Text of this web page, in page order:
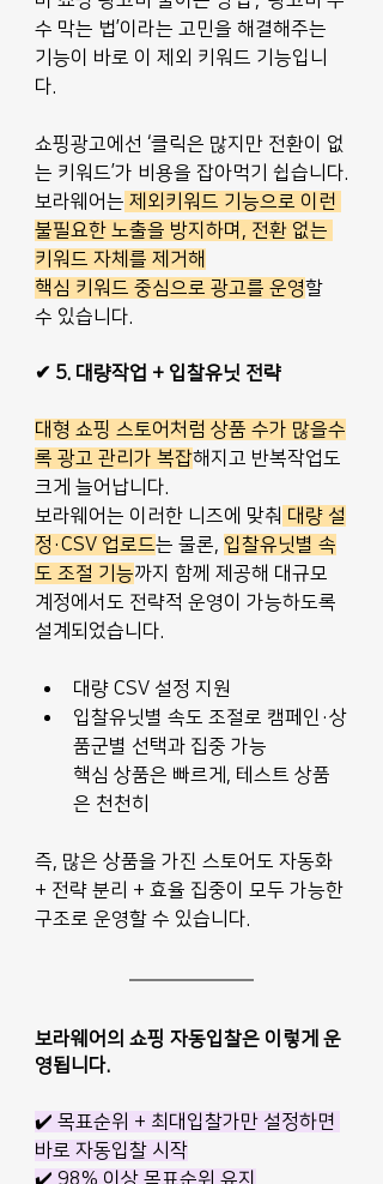
수 막는 법’이라는 고민을 해결해주는
기능이 바로 이 제외 키워드 기능입니
다.
쇼핑광고에선 ‘클릭은 많지만 전환이 없
는 키워드’가 비용을 잡아먹기 쉽습니다.
보라웨어는 제외키워드 기능으로 이런
불필요한 노출을 방지하며, 전환 없는
키워드 자체를 제거해
핵심 키워드 중심으로 광고를 운영할
수 있습니다.
✔ 5. 대량작업 + 입찰유닛 전략
대형 쇼핑 스토어처럼 상품 수가 많을수
록 광고 관리가 복잡해지고 반복작업도
크게 늘어납니다.
보라웨어는 이러한 니즈에 맞춰 대량 설
정·CSV 업로드는 물론, 입찰유닛별 속
도 조절 기능까지 함께 제공해 대규모
계정에서도 전략적 운영이 가능하도록
설계되었습니다.
대량 CSV 설정 지원
입찰유닛별 속도 조절로 캠페인·상
품군별 선택과 집중 가능
핵심 상품은 빠르게, 테스트 상품
은 천천히
즉, 많은 상품을 가진 스토어도 자동화
+ 전략 분리 + 효율 집중이 모두 가능한
구조로 운영할 수 있습니다.
보라웨어의 쇼핑 자동입찰은 이렇게 운
영됩니다.
✔️ 목표순위 + 최대입찰가만 설정하면
바로 자동입찰 시작
✔️ 98% 이상 목표순위 유지